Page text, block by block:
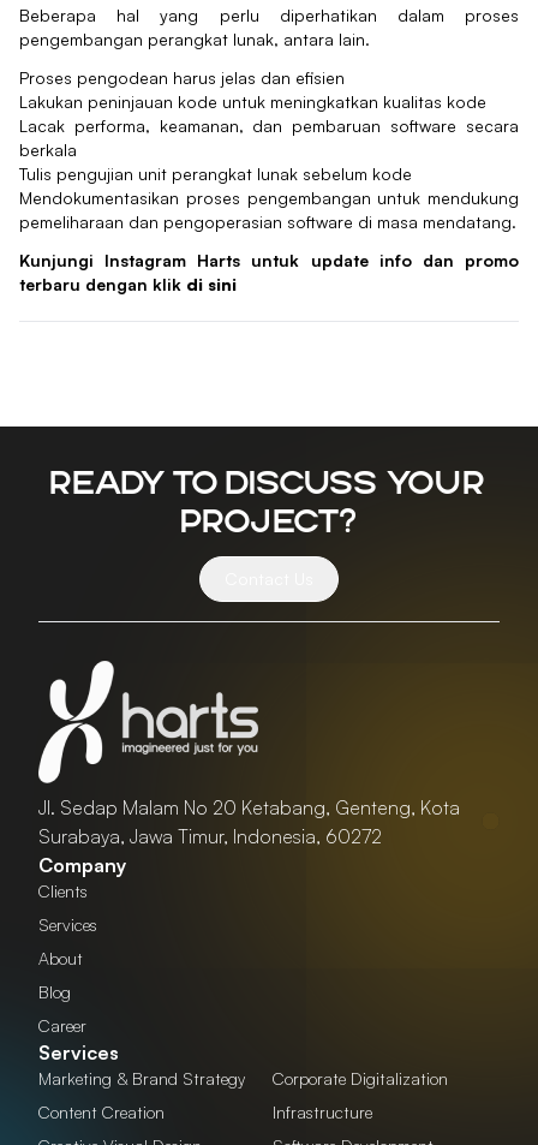
Beberapa hal yang perlu diperhatikan dalam proses
pengembangan perangkat lunak, antara lain.
Proses pengodean harus jelas dan efisien
Lakukan peninjauan kode untuk meningkatkan kualitas kode
Lacak performa, keamanan, dan pembaruan software secara
berkala
Tulis pengujian unit perangkat lunak sebelum kode
Mendokumentasikan proses pengembangan untuk mendukung
pemeliharaan dan pengoperasian software di masa mendatang.
Kunjungi Instagram Harts untuk update info dan promo
terbaru dengan klik di sini
Ready to discuss your
project?
Jl. Sedap Malam No 20 Ketabang, Genteng, Kota
Surabaya, Jawa Timur, Indonesia, 60272
Company
Clients
Services
About
Blog
Career
Services
Marketing & Brand Strategy
Content Creation
Corporate Digitalization
Infrastructure